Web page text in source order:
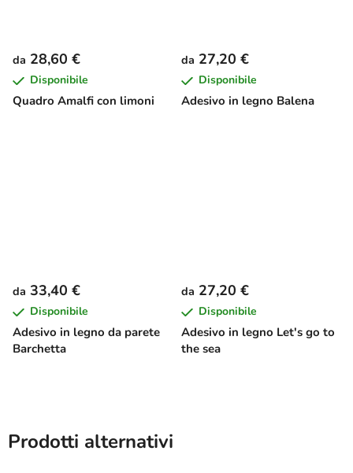
Quadro Amalfi con limoni
da 28,60 €
Disponibile
Adesivo in legno Balena
da 27,20 €
Disponibile
Adesivo in legno da parete
Barchetta
da 33,40 €
Disponibile
Adesivo in legno Let's go to
the sea
da 27,20 €
Disponibile
Prodotti alternativi